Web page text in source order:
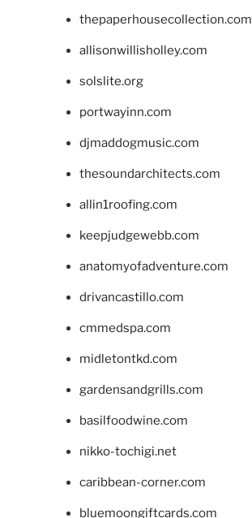
thepaperhousecollection.com
allisonwillisholley.com
solslite.org
portwayinn.com
djmaddogmusic.com
thesoundarchitects.com
allin1roofing.com
keepjudgewebb.com
anatomyofadventure.com
drivancastillo.com
cmmedspa.com
midletontkd.com
gardensandgrills.com
basilfoodwine.com
nikko-tochigi.net
caribbean-corner.com
bluemoongiftcards.com